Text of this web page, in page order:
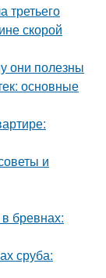
третьего
скорой
они полезны
основные
и
бревнах:
сруба: